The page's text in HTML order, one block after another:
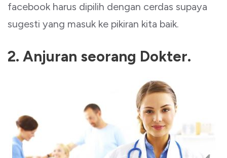
facebook harus dipilih dengan cerdas supaya
sugesti yang masuk ke pikiran kita baik.
2. Anjuran seorang Dokter.